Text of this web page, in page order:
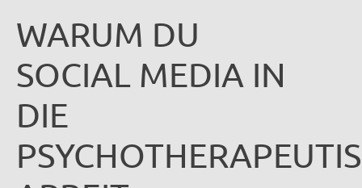
WARUM DU
SOCIAL MEDIA IN
DIE